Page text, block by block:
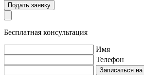
Подать заявку
Бесплатная консультация
Имя
Телефон
Записаться